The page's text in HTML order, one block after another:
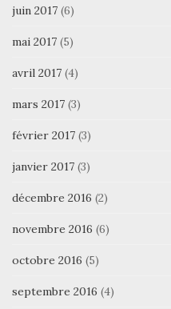
juin 2017 (6)
mai 2017 (5)
avril 2017 (4)
mars 2017 (3)
février 2017 (3)
janvier 2017 (3)
décembre 2016 (2)
novembre 2016 (6)
octobre 2016 (5)
septembre 2016 (4)